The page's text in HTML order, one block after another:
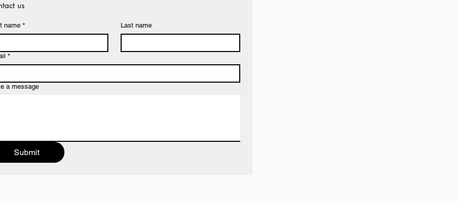
us
name * Last name
*
a message
Submit